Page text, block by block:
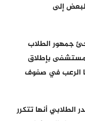
إلى
جمهور الطلاب
بإطلاق
الرعب في صفوف
الطلابي أنها تتكرر